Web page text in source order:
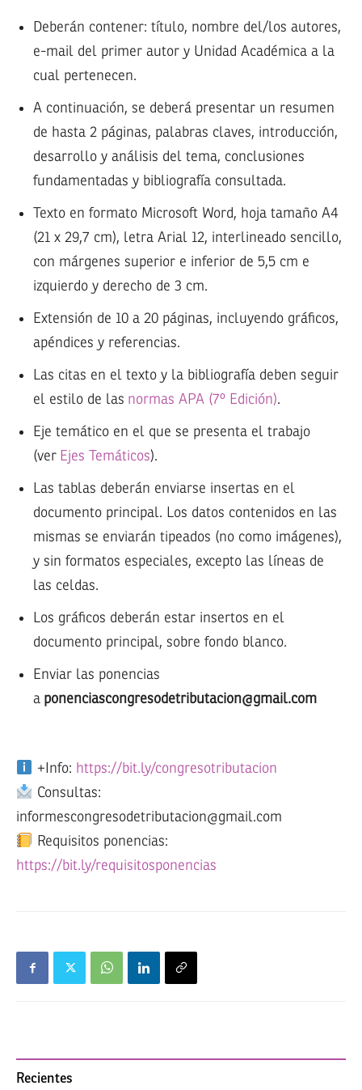
Deberán contener: título, nombre del/los autores,
e-mail del primer autor y Unidad Académica a la
cual pertenecen.
A continuación, se deberá presentar un resumen
de hasta 2 páginas, palabras claves, introducción,
desarrollo y análisis del tema, conclusiones
fundamentadas y bibliografía consultada.
Texto en formato Microsoft Word, hoja tamaño A4
(21 x 29,7 cm), letra Arial 12, interlineado sencillo,
con márgenes superior e inferior de 5,5 cm e
izquierdo y derecho de 3 cm.
Extensión de 10 a 20 páginas, incluyendo gráficos,
apéndices y referencias.
Las citas en el texto y la bibliografía deben seguir
el estilo de las normas APA (7º Edición).
Eje temático en el que se presenta el trabajo
(ver Ejes Temáticos).
Las tablas deberán enviarse insertas en el
documento principal. Los datos contenidos en las
mismas se enviarán tipeados (no como imágenes),
y sin formatos especiales, excepto las líneas de
las celdas.
Los gráficos deberán estar insertos en el
documento principal, sobre fondo blanco.
Enviar las ponencias
a ponenciascongresodetributacion@gmail.com
+Info: https://bit.ly/congresotributacion
Consultas:
informescongresodetributacion@gmail.com
Requisitos ponencias:
https://bit.ly/requisitosponencias
Recientes